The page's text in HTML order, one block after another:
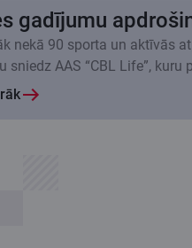
gadījumu
nekā 90 sporta un aktīvās
sniedz AAS “CBL Life”,